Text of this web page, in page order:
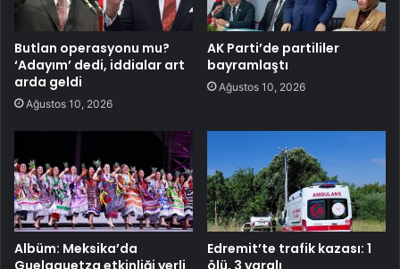
Butlan operasyonu mu?
‘Adayım’ dedi, iddialar art
arda geldi
Ağustos 10, 2026
AK Parti’de partililer
bayramlaştı
Ağustos 10, 2026
Albüm: Meksika’da
Guelaguetza etkinliği yerli
Edremit’te trafik kazası: 1
ölü, 3 yaralı